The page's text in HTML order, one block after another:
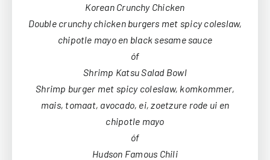
Korean Crunchy Chicken
Double crunchy chicken burgers met spicy coleslaw,
chipotle mayo en black sesame sauce
óf
Shrimp Katsu Salad Bowl
Shrimp burger met spicy coleslaw, komkommer,
mais, tomaat, avocado, ei, zoetzure rode ui en
chipotle mayo
óf
Hudson Famous Chili